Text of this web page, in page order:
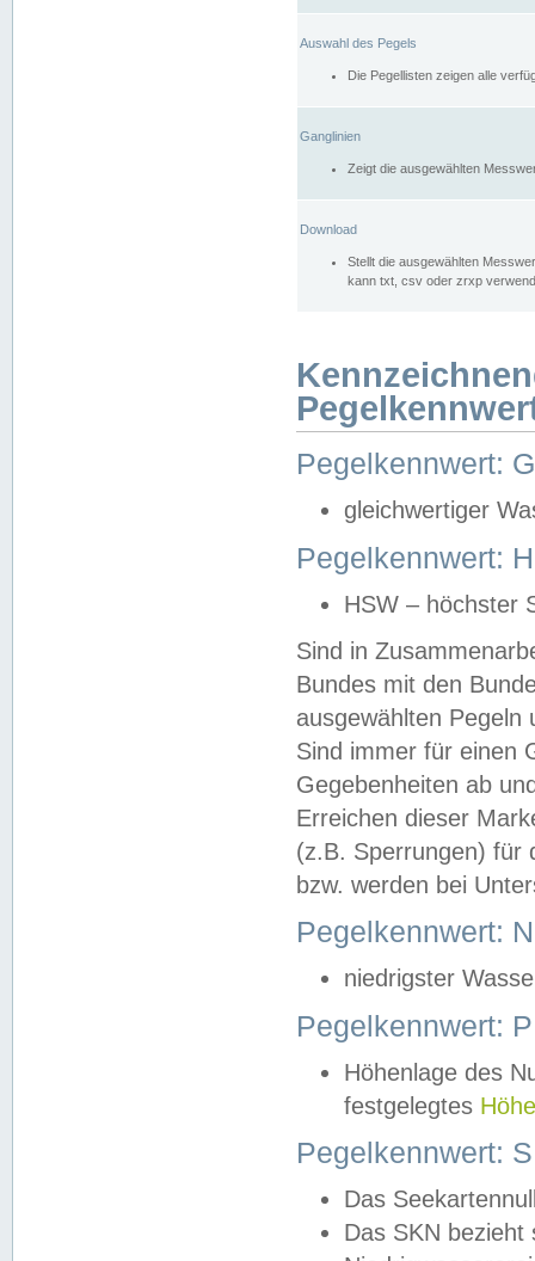
Auswahl des Pegels
Die Pegellisten zeigen alle
Ganglinien
Zeigt die ausgewählten
Download
Stellt die ausgewählten
kann txt, csv oder zrxp
Pegelkennwert:
gleichwertiger
Pegelkennwert:
HSW – höchster
Sind in
Bundes mit den
ausgewählten
Sind immer für einen
Gegebenheiten ab
Erreichen dieser
(z.B. Sperrungen) für
bzw. werden bei
Pegelkennwert:
niedrigster
Pegelkennwert:
Höhenlage des
festgelegtes
Pegelkennwert:
Das
Das SKN